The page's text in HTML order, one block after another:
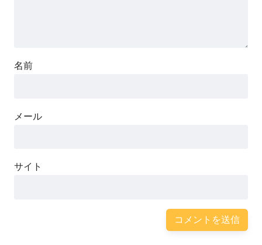
名前
メール
サイト